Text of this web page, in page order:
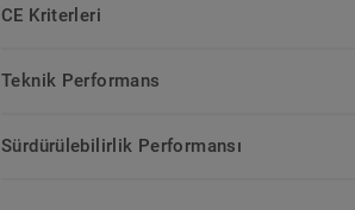
CE Kriterleri
Teknik Performans
Sürdürülebilirlik Performansı